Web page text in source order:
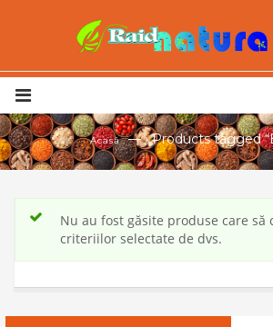
Acasă — ›Products tagged
Nu au fost găsite produse care să
criteriilor selectate de dvs.